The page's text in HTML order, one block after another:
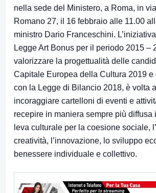
nella sede del Ministero, a Roma, in
Romano 27, il 16 febbraio alle 11.00
ministro Dario Franceschini.
Legge Art Bonus per il periodo 2015 –
valorizzare la progettualità delle
Capitale Europea della Cultura 2019
con la Legge di Bilancio 2018, è volta
incoraggiare cartelloni di eventi e
recepire in maniera sempre più diffusa
leva culturale per la coesione sociale,
creatività, l’innovazione, lo sviluppo
benessere individuale e collettivo.